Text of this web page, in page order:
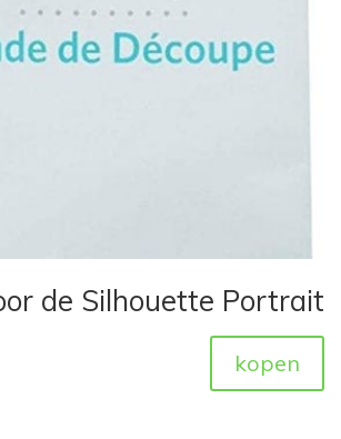
de Silhouette Portrait
kopen